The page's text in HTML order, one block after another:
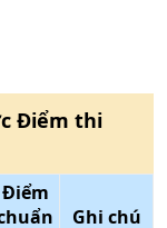
Điểm thi
Điểm
Ghi chú